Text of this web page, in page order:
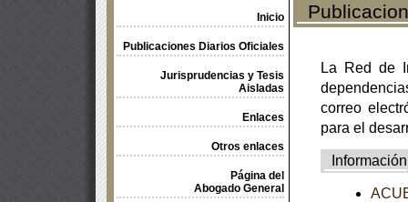
Inicio
Publicaciones Diarios Oficiales
Jurisprudencias y Tesis
Aisladas
Enlaces
Otros enlaces
Página del
Abogado General
La Red de
correo
para el
Información